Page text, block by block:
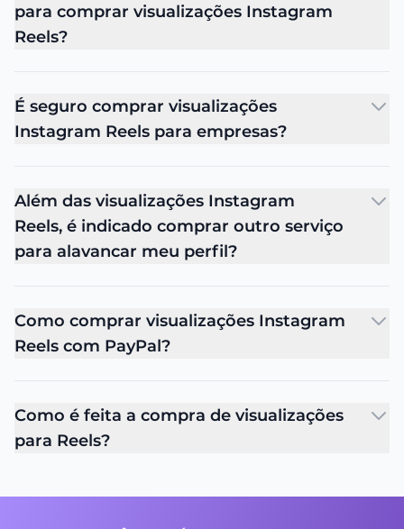
para comprar visualizações Instagram
Reels?
É seguro comprar visualizações
Instagram Reels para empresas?
Além das visualizações Instagram
Reels, é indicado comprar outro serviço
para alavancar meu perfil?
Como comprar visualizações Instagram
Reels com PayPal?
Como é feita a compra de visualizações
para Reels?